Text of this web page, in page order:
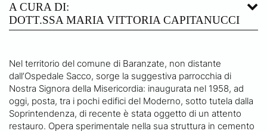
A CURA DI:
DOTT.SSA MARIA VITTORIA CAPITANUCCI
Nel territorio del comune di Baranzate, non distante
dall’Ospedale Sacco, sorge la suggestiva parrocchia di
Nostra Signora della Misericordia: inaugurata nel 1958, ad
oggi, posta, tra i pochi edifici del Moderno, sotto tutela dalla
Soprintendenza, di recente è stata oggetto di un attento
restauro. Opera sperimentale nella sua struttura in cemento